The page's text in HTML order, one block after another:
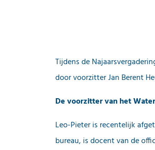
Tijdens de
door voorzitter Jan Berent
De voorzitter van het
Leo-Pieter is recentelijk
bureau, is docent van de